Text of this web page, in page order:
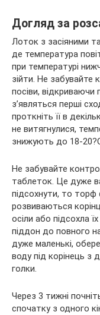
Догляд за
Лоток з засіяними
де температура
при температурі
зійти. Не забувайте
посіви, відкриваючи
з’являться перші
проткніть її в
не витягнулися,
знижують до 18-
Не забувайте
таблеток. Це дуже
підсохнути, то
розвиваються
осіли або підсохла
піддон до повного
дуже маленькі,
воду під корінець
голки.
Через 3 тижні
спочатку з одного